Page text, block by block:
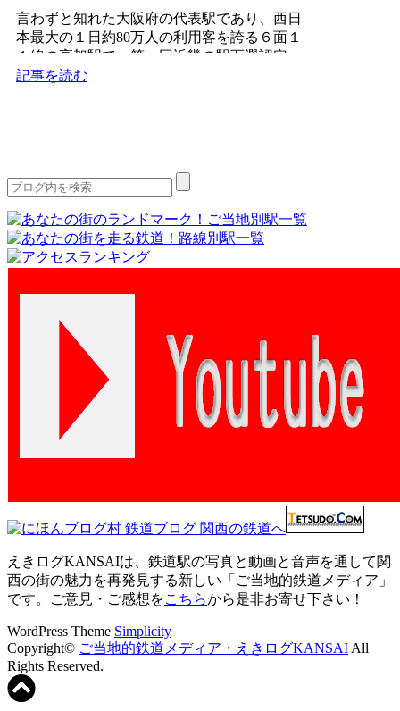
言わずと知れた大阪府の代表駅であり、西日
本最大の１日約80万人の利用客を誇る６面１
１線の高架駅で、第一回近畿の駅百選認定
駅。1874年（明治...
記事を読む
えきログKANSAIは、鉄道駅の写真と動画と音声を通して関
西の街の魅力を再発見する新しい「ご当地的鉄道メディア」
です。ご意見・ご感想をこちらから是非お寄せ下さい！
WordPress Theme Simplicity
Copyright© ご当地的鉄道メディア・えきログKANSAI All
Rights Reserved.